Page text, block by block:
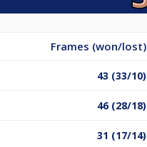
Frames (won/lost)
43 (33/10)
46 (28/18)
31 (17/14)